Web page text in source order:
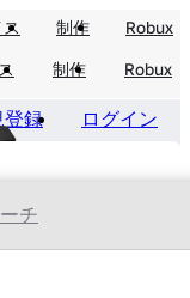
制作
Robux
制作 Robux
チ
登録 ログイン